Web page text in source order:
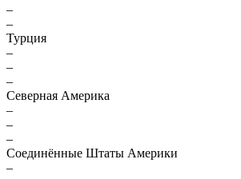
–
–
Турция
–
–
–
Северная Америка
–
–
–
Соединённые Штаты Америки
–